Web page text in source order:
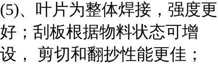
(5)、叶片为整体焊接，强度更
好；刮板根据物料状态可增
设， 剪切和翻抄性能更佳；